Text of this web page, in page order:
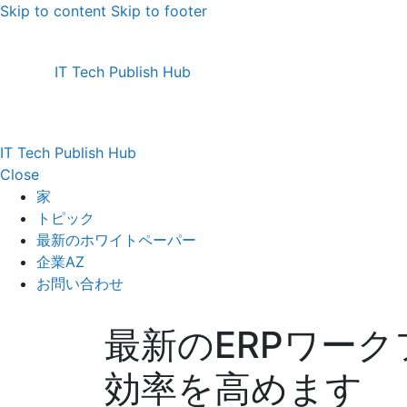
Skip to content Skip to footer
IT Tech Publish Hub
IT Tech Publish Hub
Close
家
トピック
最新のホワイトペーパー
企業AZ
お問い合わせ
最新のERPワー
効率を高めます